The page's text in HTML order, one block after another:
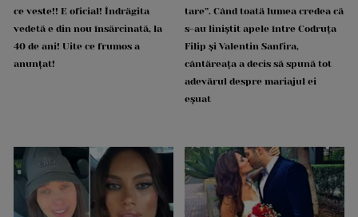
ce veste!! E oficial! Îndrăgita
vedetă e din nou însărcinată, la
40 de ani! Uite ce frumos a
anunțat!
tare”. Când toată lumea credea că
s-au liniștit apele între Codruța
Filip și Valentin Sanfira,
cântăreața a decis să spună tot
adevărul despre mariajul ei
eșuat